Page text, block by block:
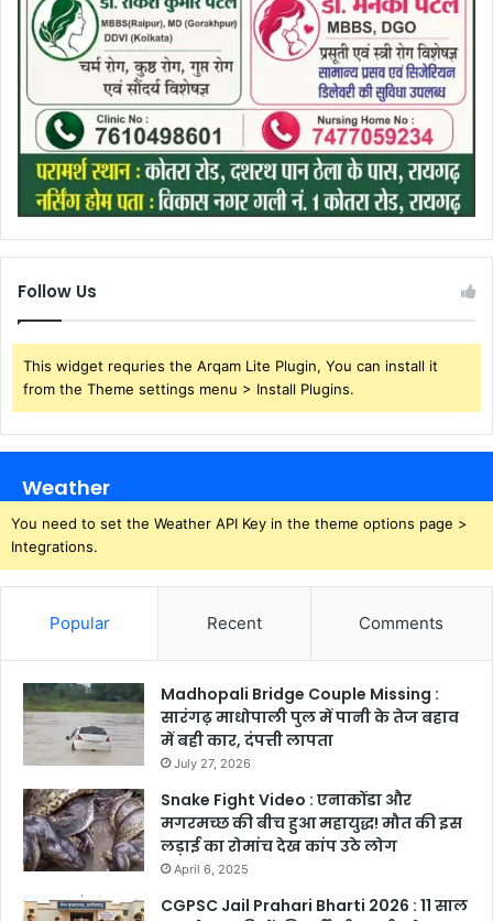
Follow Us
This widget requries the Arqam Lite Plugin, You can install it
from the Theme settings menu > Install Plugins.
Weather
You need to set the Weather API Key in the theme options page >
Integrations.
Popular Recent Comments
Madhopali Bridge Couple Missing :
सारंगढ़ माधोपाली पुल में पानी के तेज बहाव
में बही कार, दंपत्ती लापता
July 27, 2026
Snake Fight Video : एनाकोंडा और
मगरमच्छ की बीच हुआ महायुद्ध! मौत की इस
लड़ाई का रोमांच देख कांप उठे लोग
April 6, 2025
CGPSC Jail Prahari Bharti 2026 : 11 साल